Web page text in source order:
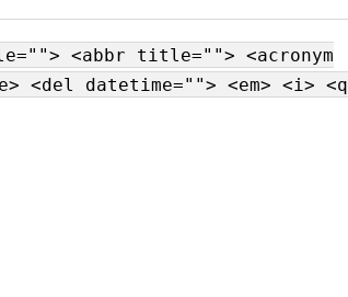
<abbr title=""> <acronym
<del datetime=""> <em> <i> <q